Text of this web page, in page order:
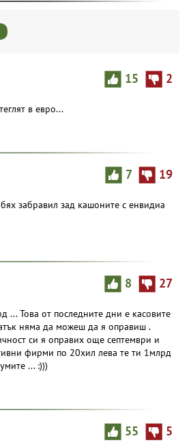
15 2
в евро...
7 19
забравил зад кашоните с енвидиа
8 27
Това от последните дни е касовите
няма да можеш да я оправиш .
си я оправих още септември и
фирми по 20хил лева те ти 1млрд
... :)))
55 5